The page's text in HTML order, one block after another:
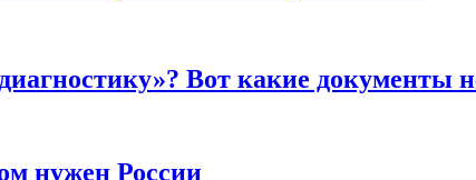
Вот какие документы
нужен России